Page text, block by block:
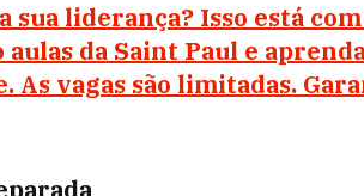
sua liderança? Isso está
da Saint Paul e
As vagas são limitadas.